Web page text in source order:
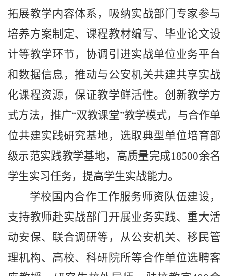
拓展教学内容体系，吸纳实战部门专家参与
培养方案制定、课程教材编写、毕业论文设
计等教学环节，协调引进实战单位业务平台
和数据信息，推动与公安机关共建共享实战
化课程资源，保证教学鲜活性。创新教学方
式方法，推广“双教课堂”教学模式，与合作单
位共建实践研究基地，选取典型单位培育部
级示范实践教学基地， 高质量完成18500余名
学生实习任务，提高学生实战能力。
学校国内合作工作服务师资队伍建设，
支持教师赴实战部门开展业务实践、重大活
动安保、联合调研等，从公安机关、移民管
理机构、高校、科研院所等合作单位选聘客